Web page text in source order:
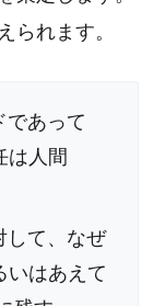
られます。
であって
は人間
して、なぜ
いはあえて